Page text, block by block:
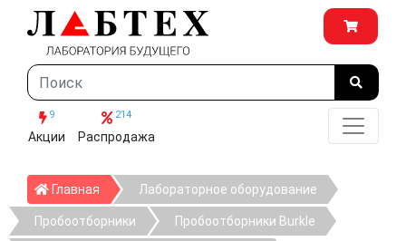
9
Акции
214
Распродажа
Главная ГлавнаяЛабораторное оборудование
Пробоотборники Пробоотборники Burkle